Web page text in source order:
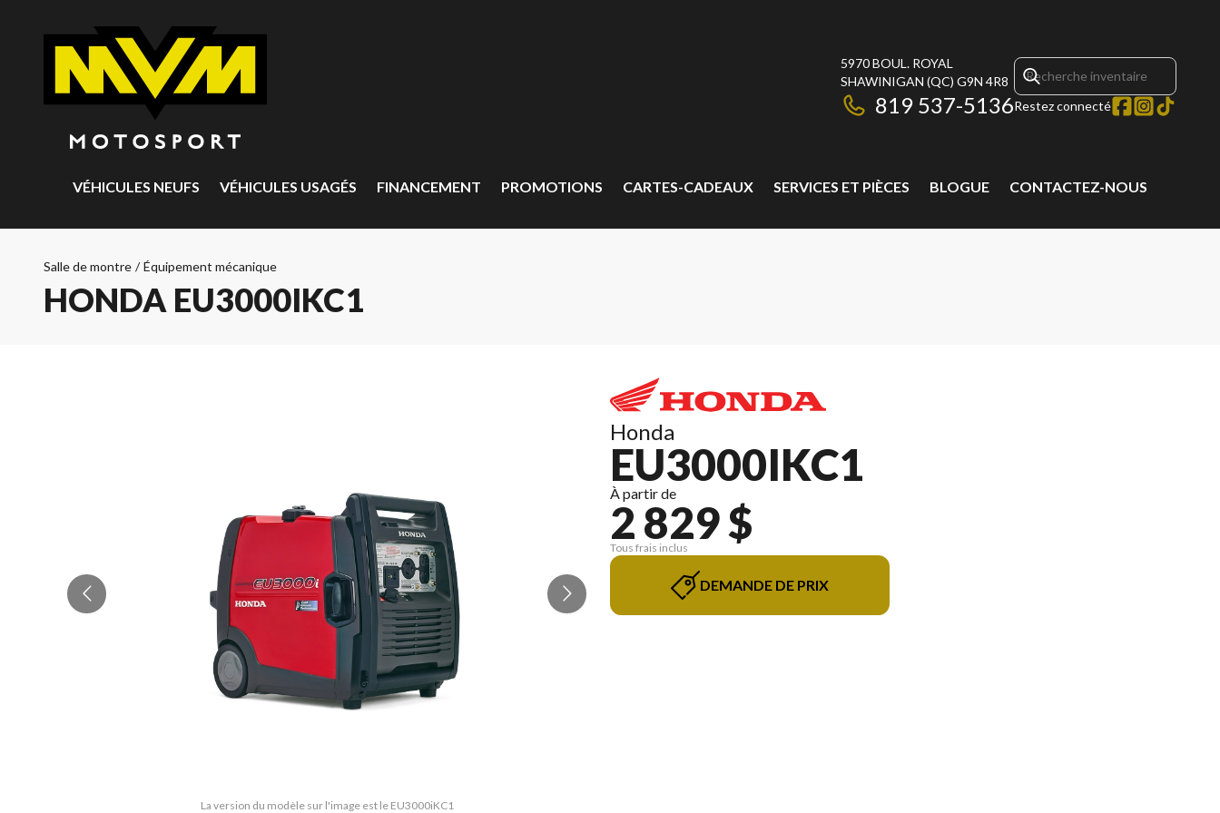
5970 BOUL. ROYAL
SHAWINIGAN (QC) G9N 4R8
819 537-5136Restez connecté
VÉHICULES NEUFS VÉHICULES USAGÉS FINANCEMENT PROMOTIONS CARTES-CADEAUX SERVICES ET PIÈCES BLOGUE CONTACTEZ-NOUS
Salle de montre / Équipement mécanique
HONDA EU3000IKC1
La version du modèle sur l'image est le EU3000iKC1
Honda
EU3000IKC1
À partir de
2 829 $
Tous frais inclus
DEMANDE DE PRIX